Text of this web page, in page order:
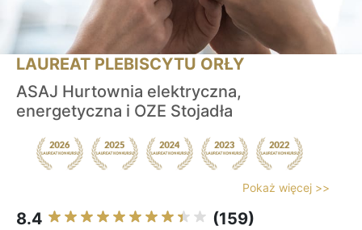
LAUREAT PLEBISCYTU ORŁY
ASAJ Hurtownia elektryczna,
energetyczna i OZE Stojadła
Pokaż więcej >>
8.4 (159)